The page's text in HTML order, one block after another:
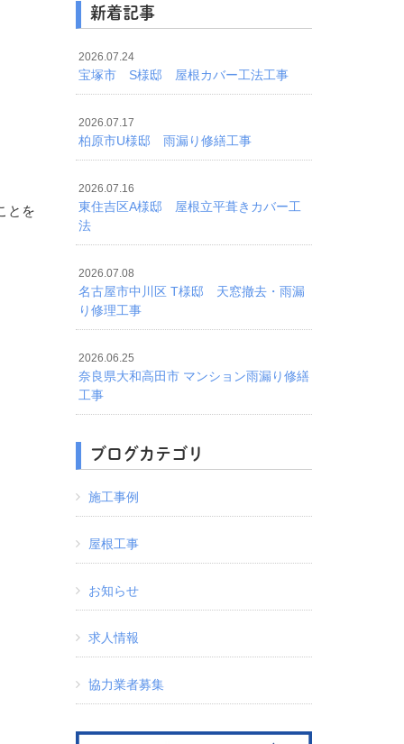
とを
新着記事
2026.07.24
宝塚市 S様邸 屋根カバー工法工事
2026.07.17
柏原市U様邸 雨漏り修繕工事
2026.07.16
東住吉区A様邸 屋根立平葺きカバー工
法
2026.07.08
名古屋市中川区 T様邸 天窓撤去・雨漏
り修理工事
2026.06.25
奈良県大和高田市 マンション雨漏り修繕
工事
ブログカテゴリ
施工事例
屋根工事
お知らせ
求人情報
協力業者募集